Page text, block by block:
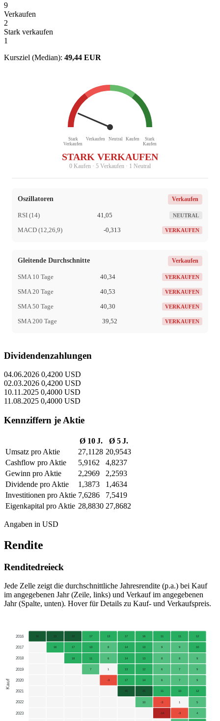
9
Verkaufen
2
Stark verkaufen
1
Kursziel (Median): 49,44 EUR
Stark
Verkaufen
Verkaufen Neutral Kaufen
Stark
Kaufen
STARK VERKAUFEN
0 Kaufen · 5 Verkaufen · 1 Neutral
Oszillatoren Verkaufen
RSI (14) 41,05 NEUTRAL
MACD (12,26,9) -0,313 VERKAUFEN
Gleitende Durchschnitte Verkaufen
SMA 10 Tage 40,34 VERKAUFEN
SMA 20 Tage 40,53 VERKAUFEN
SMA 50 Tage 40,30 VERKAUFEN
SMA 200 Tage 39,52 VERKAUFEN
Dividendenzahlungen
04.06.2026 0,4200 USD
02.03.2026 0,4200 USD
10.11.2025 0,4000 USD
11.08.2025 0,4000 USD
Kennziffern je Aktie
Ø 10 J.
Ø 5 J.
Umsatz pro Aktie
27,1128 20,9543
Cashflow pro Aktie
5,9162
4,8237
Gewinn pro Aktie
2,2969
2,2593
Dividende pro Aktie
1,3873
1,4634
Investitionen pro Aktie 7,6286
7,5419
Eigenkapital pro Aktie 28,8830 27,8682
Angaben in USD
Rendite
Renditedreieck
Jede Zelle zeigt die durchschnittliche Jahresrendite (p.a.) bei Kauf
im angegebenen Jahr (Zeile, links) und Verkauf im angegebenen
Jahr (Spalte, unten). Hover für Details zu Kauf- und Verkaufspreis.
2016
2017
2018
2019
2020
2021
2022
2023
Kauf
31 23 22 17 13 17 16 11 11 12
16 17 13 8 14 13 9 9 10
18 11 6 14 13 8 8 9
7 1 13 12 6 7 9
-3 17 14 6 7 9
45 25 11 10 12
10 -3 1 5
-14 -3 4